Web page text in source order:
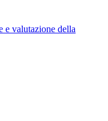
e valutazione della